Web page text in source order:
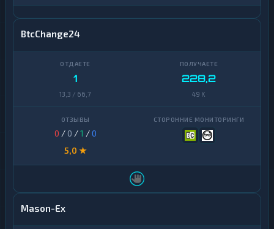
BtcChange24
1
13,3 / 66,7
228,2
49 K
0 / 0 /1 /0
5,0 ★
Mason-Ex